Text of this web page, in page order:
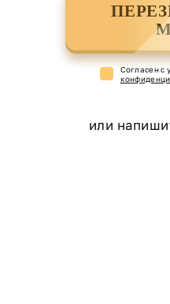
Cогласен с
или